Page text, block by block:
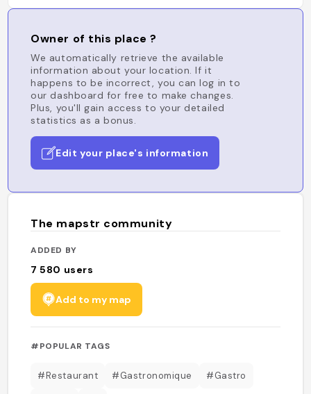
Owner of this place ?
We automatically retrieve the available
information about your location. If it
happens to be incorrect, you can log in to
our dashboard for free to make changes.
Plus, you'll gain access to your detailed
statistics as a bonus.
Edit your place's information
The mapstr community
ADDED BY
7 580 users
Add to my map
#POPULAR TAGS
#Restaurant #Gastronomique #Gastro